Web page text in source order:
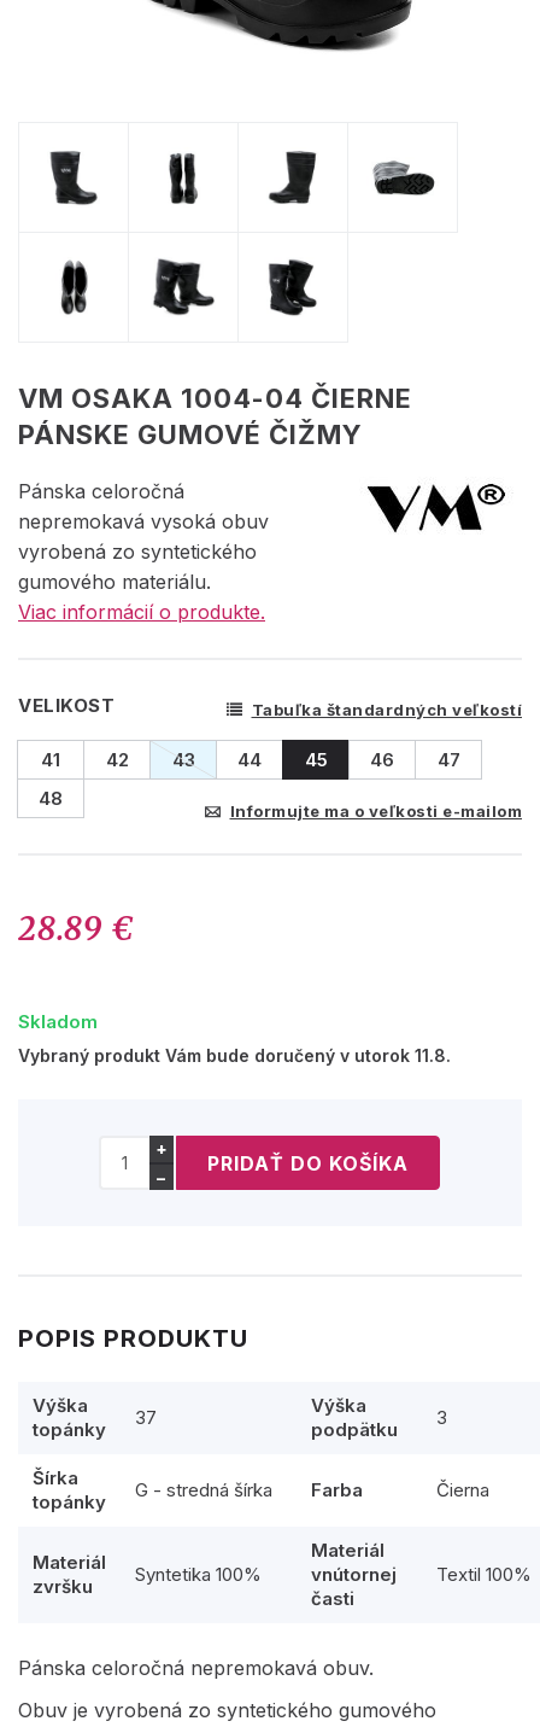
VM OSAKA 1004-04 ČIERNE
PÁNSKE GUMOVÉ ČIŽMY
Pánska celoročná
nepremokavá vysoká obuv
vyrobená zo syntetického
gumového materiálu.
Viac informácií o produkte.
VELIKOST Tabuľka štandardných veľkostí
41 42 43 44 45 46
47
48
Informujte ma o veľkosti e-mailom
28.89 €
Skladom
Vybraný produkt Vám bude doručený v utorok 11.8.
+
−
POPIS PRODUKTU
Výška
topánky
37
Výška
podpätku
3
Šírka
topánky
G - stredná šírka Farba Čierna
Materiál
zvršku
Syntetika 100%
Materiál
vnútornej
časti
Textil 100%
Pánska celoročná nepremokavá obuv.
Obuv je vyrobená zo syntetického gumového